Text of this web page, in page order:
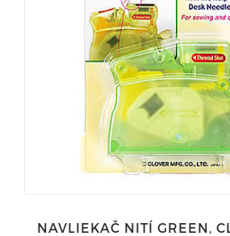
NAVLIEKAČ NITÍ GREEN,